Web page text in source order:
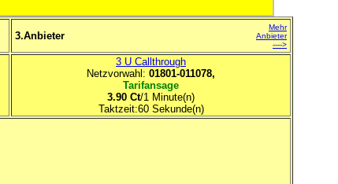
3.Anbieter
Mehr
Anbieter
---->
3 U Callthrough
Netzvorwahl: 01801-011078,
Tarifansage
3.90 Ct/1 Minute(n)
Taktzeit:60 Sekunde(n)